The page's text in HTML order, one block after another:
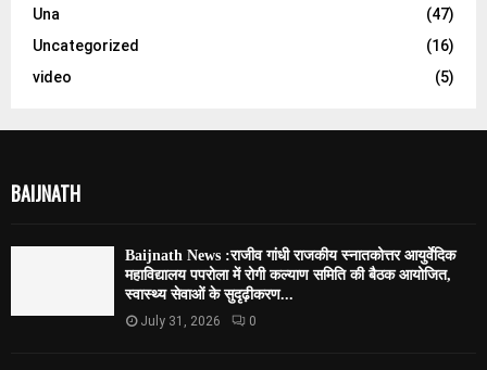
Una
(47)
Uncategorized
(16)
video
(5)
BAIJNATH
Baijnath News :राजीव गांधी राजकीय स्नातकोत्तर आयुर्वेदिक
महाविद्यालय पपरोला में रोगी कल्याण समिति की बैठक आयोजित,
स्वास्थ्य सेवाओं के सुदृढ़ीकरण...
July 31, 2026 0